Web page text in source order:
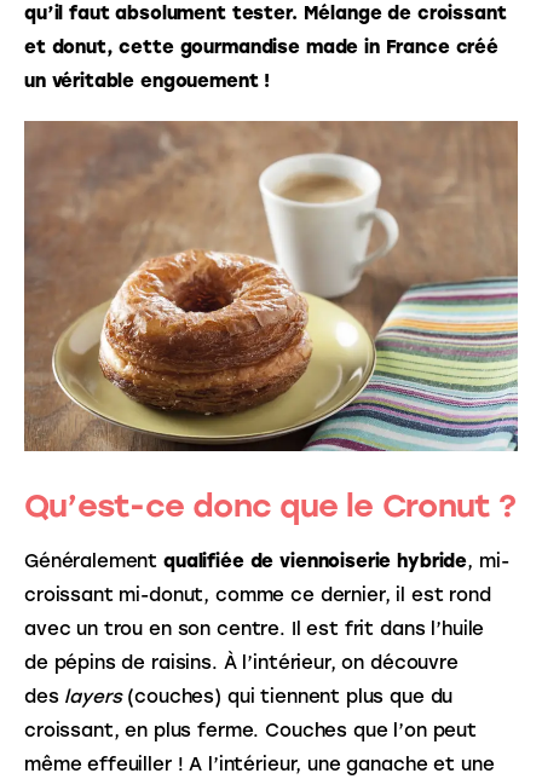
qu’il faut absolument tester. Mélange de croissant
et donut, cette gourmandise made in France créé
un véritable engouement !
Qu’est-ce donc que le Cronut ?
Généralement qualifiée de viennoiserie hybride, mi-
croissant mi-donut, comme ce dernier, il est rond
avec un trou en son centre. Il est frit dans l’huile
de pépins de raisins. À l’intérieur, on découvre
des layers (couches) qui tiennent plus que du
croissant, en plus ferme. Couches que l’on peut
même effeuiller ! A l’intérieur, une ganache et une